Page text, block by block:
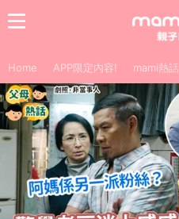
Home APP限定內容! mami熱話